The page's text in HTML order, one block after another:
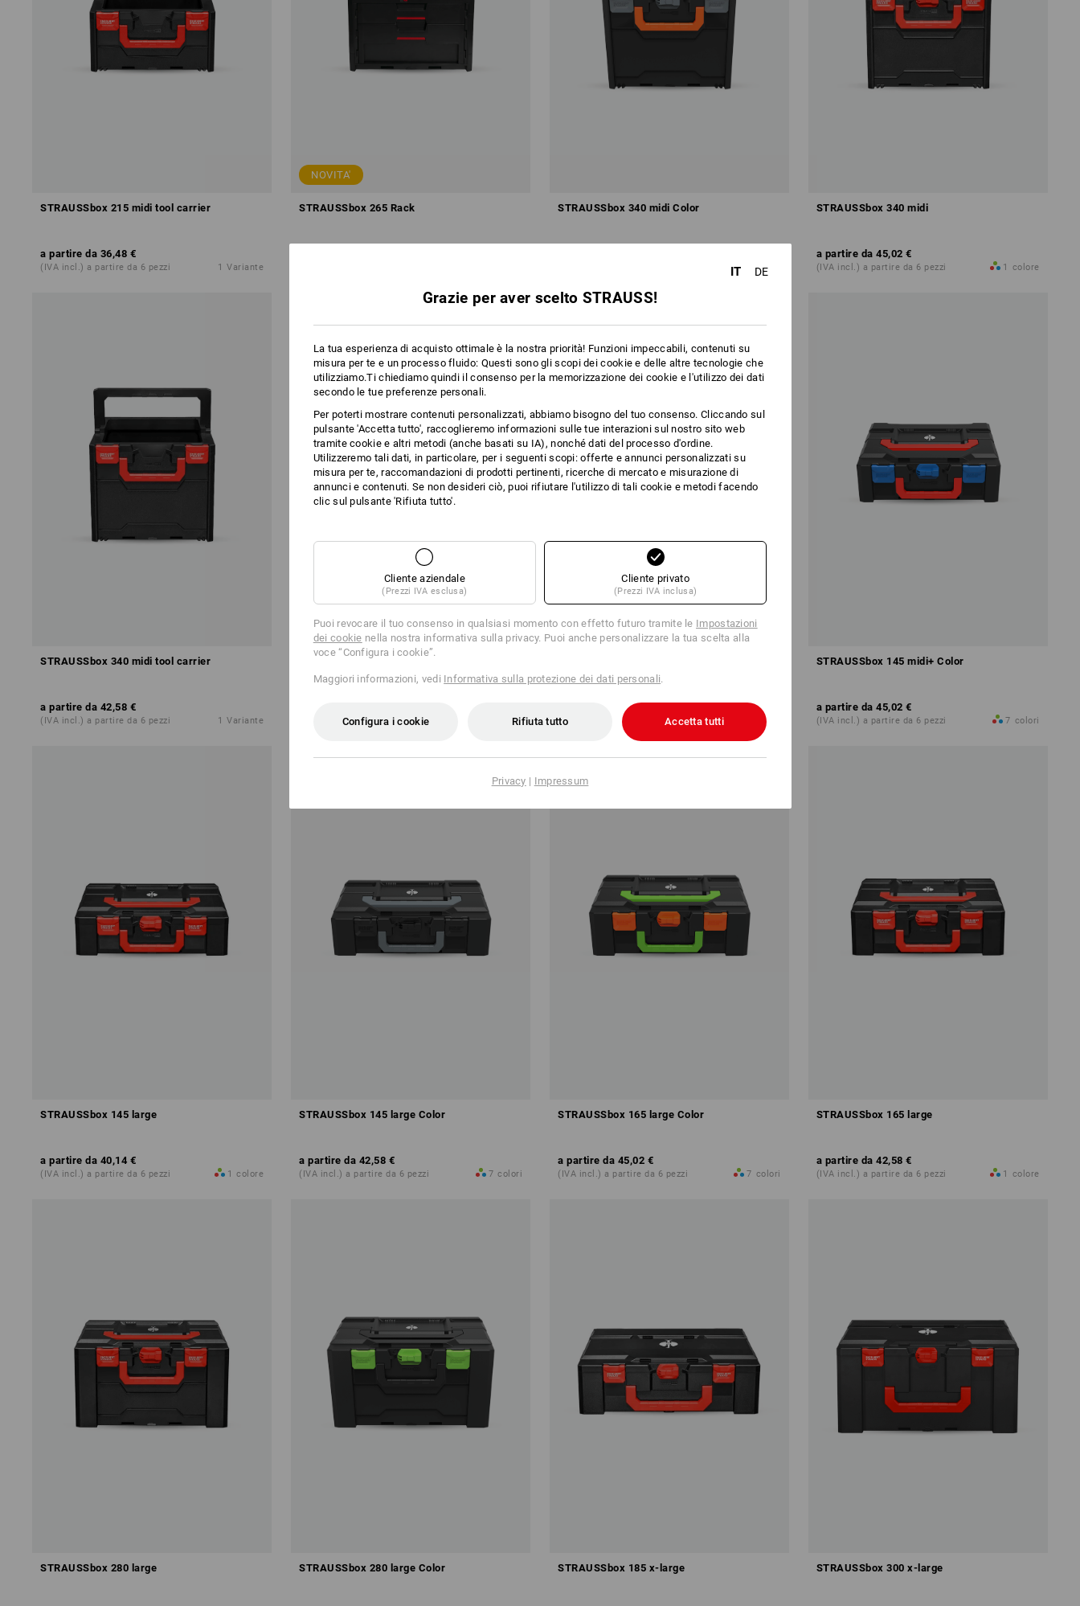
STRAUSSbox 215 midi tool carrier
a partire da 36,48 €
(IVA incl.) a partire da 6 pezzi 1 Variante
NOVITA'
STRAUSSbox 265 Rack STRAUSSbox 340 midi Color
colori
STRAUSSbox 340 midi
a partire da 45,02 €
(IVA incl.) a partire da 6 pezzi 1 colore
STRAUSSbox 340 midi tool carrier
a partire da 42,58 €
(IVA incl.) a partire da 6 pezzi 1 Variante
STRAUSSbox 95 midi+
(IVA incl.) a partire da 6 pezzi Variante
41,36 €
(IVA incl.) a partire da 6 pezzi colore
STRAUSSbox 145 midi+ Color
a partire da 45,02 €
(IVA incl.) a partire da 6 pezzi 7 colori
STRAUSSbox 145 large
a partire da 40,14 €
(IVA incl.) a partire da 6 pezzi 1 colore
STRAUSSbox 145 large Color
a partire da 42,58 €
(IVA incl.) a partire da 6 pezzi 7 colori
STRAUSSbox 165 large Color
a partire da 45,02 €
(IVA incl.) a partire da 6 pezzi 7 colori
STRAUSSbox 165 large
a partire da 42,58 €
(IVA incl.) a partire da 6 pezzi 1 colore
STRAUSSbox 280 large STRAUSSbox 280 large Color STRAUSSbox 185 x-large STRAUSSbox 300 x-large
IT DE
Grazie per aver scelto STRAUSS!
La tua esperienza di acquisto ottimale è la nostra priorità! Funzioni impeccabili, contenuti su
misura per te e un processo fluido: Questi sono gli scopi dei cookie e delle altre tecnologie che
utilizziamo.Ti chiediamo quindi il consenso per la memorizzazione dei cookie e l'utilizzo dei dati
secondo le tue preferenze personali.
Per poterti mostrare contenuti personalizzati, abbiamo bisogno del tuo consenso. Cliccando sul
pulsante 'Accetta tutto', raccoglieremo informazioni sulle tue interazioni sul nostro sito web
tramite cookie e altri metodi (anche basati su IA), nonché dati del processo d'ordine.
Utilizzeremo tali dati, in particolare, per i seguenti scopi: offerte e annunci personalizzati su
misura per te, raccomandazioni di prodotti pertinenti, ricerche di mercato e misurazione di
annunci e contenuti. Se non desideri ciò, puoi rifiutare l'utilizzo di tali cookie e metodi facendo
clic sul pulsante 'Rifiuta tutto'.
Cliente aziendale
(Prezzi IVA esclusa)
Cliente privato
(Prezzi IVA inclusa)
Puoi revocare il tuo consenso in qualsiasi momento con effetto futuro tramite le Impostazioni
dei cookie nella nostra informativa sulla privacy. Puoi anche personalizzare la tua scelta alla
voce “Configura i cookie”.
Maggiori informazioni, vedi Informativa sulla protezione dei dati personali.
Configura i cookie Rifiuta tutto Accetta tutti
Privacy | Impressum